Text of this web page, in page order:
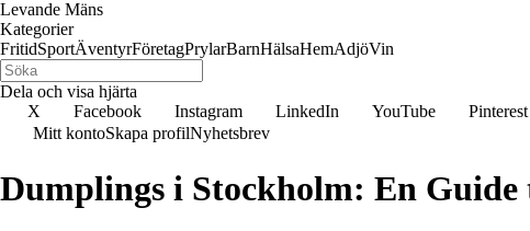
Levande Mäns
Kategorier
FritidSportÄventyrFöretagPrylarBarnHälsaHemAdjöVin
Dela och visa hjärta
X
Facebook Instagram LinkedIn YouTube Pinterest
Mitt kontoSkapa profilNyhetsbrev
Dumplings i Stockholm: En Guide